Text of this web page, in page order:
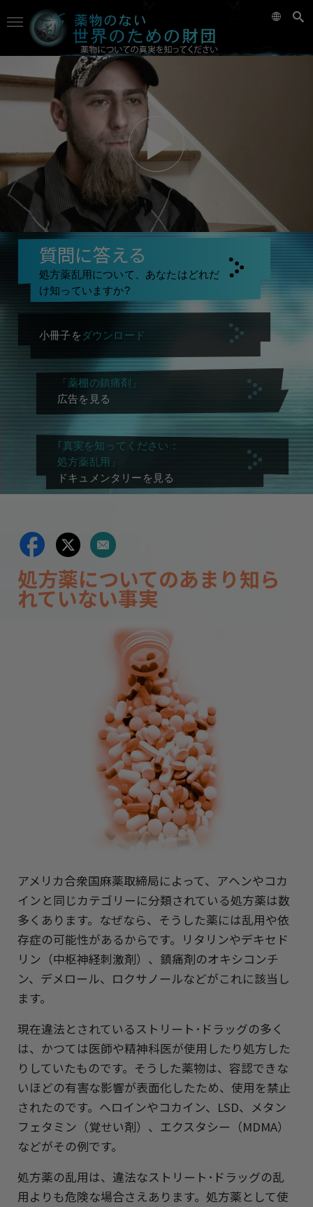
質問に答える
処方薬乱用について、あなたはどれだ
け知っていますか?
小冊子をダウンロード
「薬棚の鎮痛剤」
広告を見る
｢真実を知ってください：
処方薬乱用」
ドキュメンタリーを見る
処方薬についてのあまり知ら
れていない事実
アメリカ合衆国麻薬取締局によって、アヘンやコカ
インと同じカテゴリーに分類されている処方薬は数
多くあります。なぜなら、そうした薬には乱用や依
存症の可能性があるからです。リタリンやデキセド
リン（中枢神経刺激剤）、鎮痛剤のオキシコンチ
ン、デメロール、ロクサノールなどがこれに該当し
ます。
現在違法とされているストリート･ドラッグの多く
は、かつては医師や精神科医が使用したり処方した
りしていたものです。そうした薬物は、容認できな
いほどの有害な影響が表面化したため、使用を禁止
されたのです。ヘロインやコカイン、LSD、メタン
フェタミン（覚せい剤）、エクスタシー（MDMA）
などがその例です。
処方薬の乱用は、違法なストリート･ドラッグの乱
用よりも危険な場合さえあります。処方薬として使